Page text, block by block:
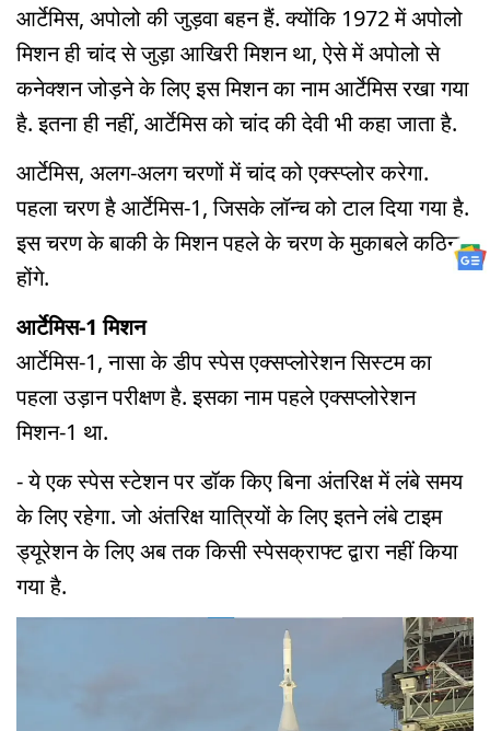
आर्टेमिस, अपोलो की जुड़वा बहन हैं. क्योंकि 1972 में अपोलो
मिशन ही चांद से जुड़ा आखिरी मिशन था, ऐसे में अपोलो से
कनेक्शन जोड़ने के लिए इस मिशन का नाम आर्टेमिस रखा गया
है. इतना ही नहीं, आर्टेमिस को चांद की देवी भी कहा जाता है.
आर्टेमिस, अलग-अलग चरणों में चांद को एक्स्प्लोर करेगा.
पहला चरण है आर्टेमिस-1, जिसके लॉन्च को टाल दिया गया है.
इस चरण के बाकी के मिशन पहले के चरण के मुकाबले कठिन
होंगे.
आर्टेमिस-1 मिशन
आर्टेमिस-1, नासा के डीप स्पेस एक्सप्लोरेशन सिस्टम का
पहला उड़ान परीक्षण है. इसका नाम पहले एक्सप्लोरेशन
मिशन-1 था.
- ये एक स्पेस स्टेशन पर डॉक किए बिना अंतरिक्ष में लंबे समय
के लिए रहेगा. जो अंतरिक्ष यात्रियों के लिए इतने लंबे टाइम
ड्यूरेशन के लिए अब तक किसी स्पेसक्राफ्ट द्वारा नहीं किया
गया है.